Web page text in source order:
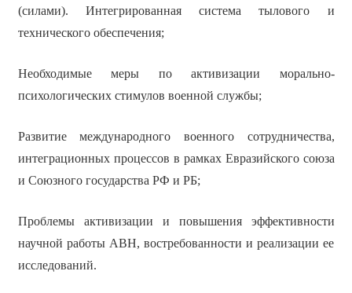
(силами). Интегрированная система тылового и
технического обеспечения;
Необходимые меры по активизации морально-
психологических стимулов военной службы;
Развитие международного военного сотрудничества,
интеграционных процессов в рамках Евразийского союза
и Союзного государства РФ и РБ;
Проблемы активизации и повышения эффективности
научной работы АВН, востребованности и реализации ее
исследований.